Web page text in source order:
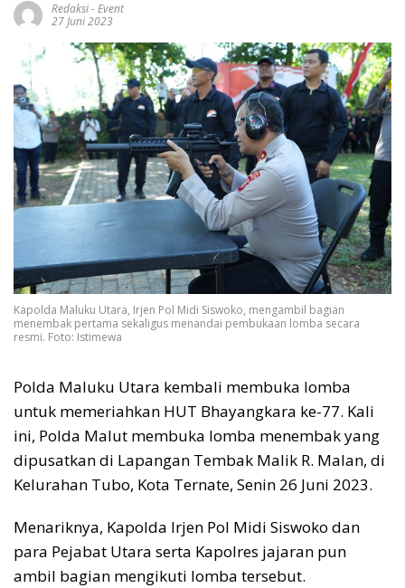
Redaksi-Event
27 Juni 2023
Kapolda Maluku Utara, Irjen Pol Midi Siswoko, mengambil bagian
menembak pertama sekaligus menandai pembukaan lomba secara
resmi. Foto: Istimewa
Polda Maluku Utara kembali membuka lomba
untuk memeriahkan HUT Bhayangkara ke-77. Kali
ini, Polda Malut membuka lomba menembak yang
dipusatkan di Lapangan Tembak Malik R. Malan, di
Kelurahan Tubo, Kota Ternate, Senin 26 Juni 2023.
Menariknya, Kapolda Irjen Pol Midi Siswoko dan
para Pejabat Utara serta Kapolres jajaran pun
ambil bagian mengikuti lomba tersebut.